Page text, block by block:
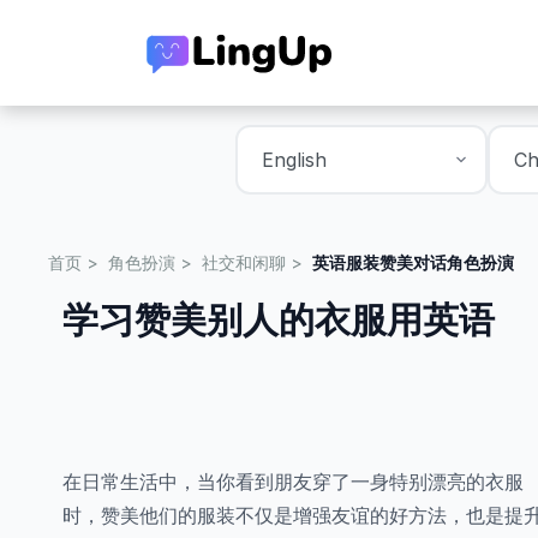
首页 角色扮演 社交和闲聊 英语服装赞美对话角色扮演
学习赞美别人的衣服用英语
在日常生活中，当你看到朋友穿了一身特别漂亮的衣服
时，赞美他们的服装不仅是增强友谊的好方法，也是提